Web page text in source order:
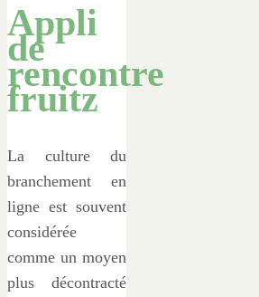
Appli
de
rencontre
fruitz
La culture du
branchement en
ligne est souvent
considérée
comme un moyen
plus décontracté